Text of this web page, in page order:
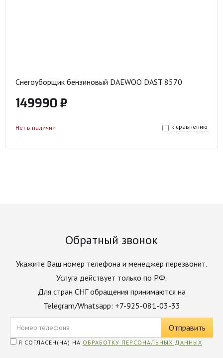
Снегоуборщик бензиновый DAEWOO DAST 8570
149990 ₽
к сравнению
Нет в наличии
Обратный звонок
Укажите Ваш номер телефона и менеджер перезвонит.
Услуга действует только по РФ.
Для стран СНГ обращения принимаются на
Telegram/Whatsapp: +7-925-081-03-33
Я СОГЛАСЕН(НА) НА ОБРАБОТКУ ПЕРСОНАЛЬНЫХ ДАННЫХ